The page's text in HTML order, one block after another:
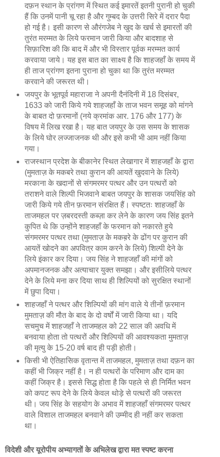
दफ़न स्थान के प्रांगण में स्थित कई इमारतें इतनी पुरानी हो चुकी
हैं कि उनमें पानी चू रहा है और गुम्बद के उत्तरी सिरे में दरार पैदा
हो गई है। इसी कारण से औरंगजेब ने खुद के खर्च से इमारतों की
तुरंत मरम्मत के लिये फरमान जारी किया और बादशाह से
सिफ़ारिश की कि बाद में और भी विस्तार पूर्वक मरम्मत कार्य
करवाया जाये। यह इस बात का साक्ष्य है कि शाहजहाँ के समय में
ही ताज प्रांगण इतना पुराना हो चुका था कि तुरंत मरम्मत
करवाने की जरूरत थी।
जयपुर के भूतपूर्व महाराजा ने अपनी दैनंदिनी में 18 दिसंबर,
1633 को जारी किये गये शाहजहाँ के ताज भवन समूह को मांगने
के बाबत दो फ़रमानों (नये क्रमांक आर. 176 और 177) के
विषय में लिख रखा है। यह बात जयपुर के उस समय के शासक
के लिये घोर लज्जाजनक थी और इसे कभी भी आम नहीं किया
गया।
राजस्थान प्रदेश के बीकानेर स्थित लेखागार में शाहजहाँ के द्वारा
(मुमताज़ के मकबरे तथा कुरान की आयतें खुदवाने के लिये)
मरकाना के खदानों से संगमरमर पत्थर और उन पत्थरों को
तराशने वाले शिल्पी भिजवाने बाबत जयपुर के शासक जयसिंह को
जारी किये गये तीन फ़रमान संरक्षित हैं। स्पष्टतः शाहजहाँ के
ताजमहल पर ज़बरदस्ती कब्ज़ा कर लेने के कारण जय सिंह इतने
कुपित थे कि उन्होंने शाहजहाँ के फरमान को नकारते हुये
संगमरमर पत्थर तथा (मुमताज़ के मकब़रे के ढोंग पर कुरान की
आयतें खोदने का अपवित्र काम करने के लिये) शिल्पी देने के
लिये इंकार कर दिया। जय सिंह ने शाहजहाँ की मांगों को
अपमानजनक और अत्याचार युक्त समझा। और इसीलिये पत्थर
देने के लिये मना कर दिया साथ ही शिल्पियों को सुरक्षित स्थानों
में छुपा दिया।
शाहजहाँ ने पत्थर और शिल्पियों की मांग वाले ये तीनों फ़रमान
मुमताज़ की मौत के बाद के दो वर्षों में जारी किया था। यदि
सचमुच में शाहजहाँ ने ताजमहल को 22 साल की अवधि में
बनवाया होता तो पत्थरों और शिल्पियों की आवश्यकता मुमताज़
की मृत्यु के 15-20 वर्ष बाद ही पड़ी होती।
किसी भी ऐतिहासिक वृतान्त में ताजमहल, मुमताज़ तथा दफ़न का
कहीं भी जिक्र नहीं है। न ही पत्थरों के परिमाण और दाम का
कहीं जिक्र है। इससे सिद्ध होता है कि पहले से ही निर्मित भवन
को कपट रूप देने के लिये केवल थोड़े से पत्थरों की जरूरत
थी। जय सिंह के सहयोग के अभाव में शाहजहाँ संगमरमर पत्थर
वाले विशाल ताजमहल बनवाने की उम्मीद ही नहीं कर सकता
था।
विदेशी और यूरोपीय अभ्यागतों के अभिलेख द्वारा मत स्‍पष्‍ट करना